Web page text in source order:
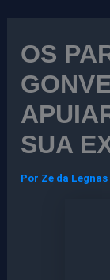
OS
SUA
Por Ze da Legnas